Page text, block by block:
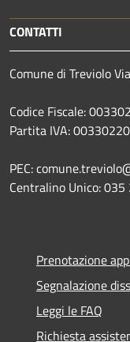
CONTATTI
Comune di Treviolo
Codice Fiscale:
Partita IVA:
PEC:
Centralino Unico:035
Prenotazione
Segnalazione
Leggi le FAQ
Richiesta